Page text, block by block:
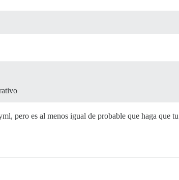
pero es al menos igual de probable que haga que